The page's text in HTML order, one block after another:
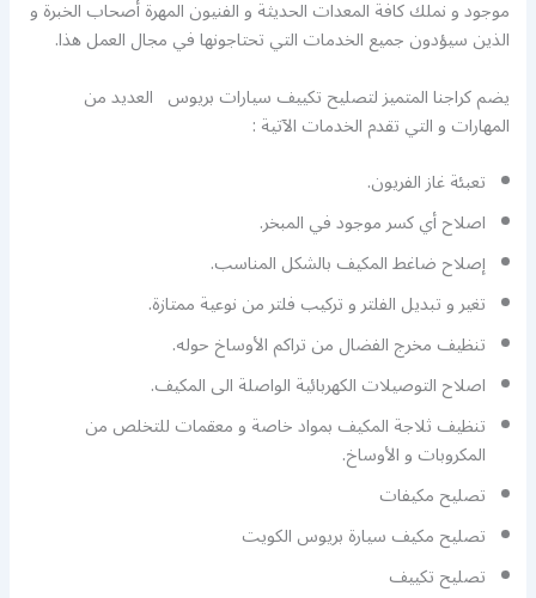
موجود و نملك كافة المعدات الحديثة و الفنيون المهرة أصحاب الخبرة و
الذين سيؤدون جميع الخدمات التي تحتاجونها في مجال العمل هذا.
يضم كراجنا المتميز لتصليح تكييف سيارات بريوس العديد من
المهارات و التي تقدم الخدمات الآتية :
تعبئة غاز الفريون.
اصلاح أي كسر موجود في المبخر.
إصلاح ضاغط المكيف بالشكل المناسب.
تغير و تبديل الفلتر و تركيب فلتر من نوعية ممتازة.
تنظيف مخرج الفضال من تراكم الأوساخ حوله.
اصلاح التوصيلات الكهربائية الواصلة الى المكيف.
تنظيف ثلاجة المكيف بمواد خاصة و معقمات للتخلص من
المكروبات و الأوساخ.
تصليح مكيفات
تصليح مكيف سيارة بريوس الكويت
تصليح تكييف